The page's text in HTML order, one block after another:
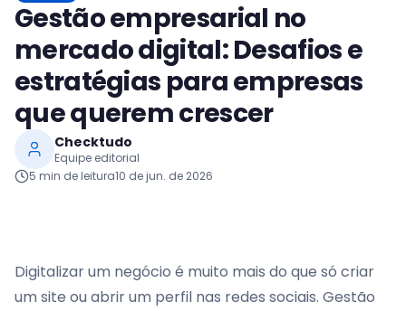
Gestão empresarial no
mercado digital: Desafios e
estratégias para empresas
que querem crescer
Checktudo
Equipe editorial
5 min de leitura10 de jun. de 2026
Digitalizar um negócio é muito mais do que só criar
um site ou abrir um perfil nas redes sociais. Gestão